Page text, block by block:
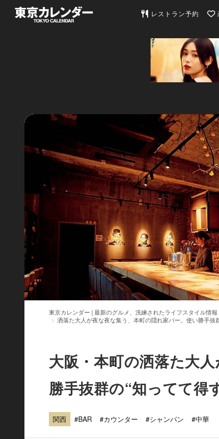
東京カレンダー | 最新
レストラン予約
東京カレンダー | 最新のグルメ、洗練されたライフスタイル情報
洒落た大人が夜な夜な集う、本町の隠れ家バー。使い勝手抜
大阪・本町の洒落た大
勝手抜群の“知ってて得
関西 #BAR #カウンター #シャンパン #中華